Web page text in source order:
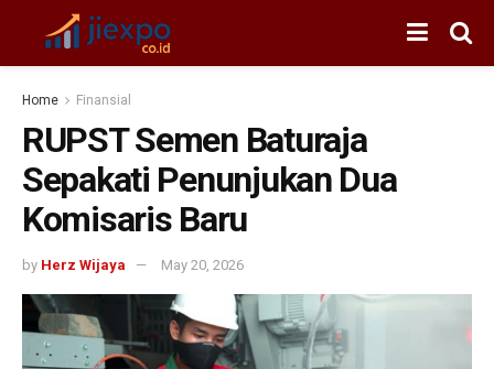
Home Finansial
RUPST Semen Baturaja
Sepakati Penunjukan Dua
Komisaris Baru
by Herz Wijaya May 20, 2026